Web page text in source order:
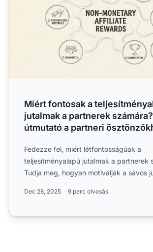
Miért fontosak a
jutalmak a partnerek
útmutató a partneri
Fedezze fel, miért létfontosságúak a
teljesítményalapú jutalmak a partnerek
Tudja meg, hogyan motiválják a sávos
Dec 28, 2025 9 perc olvasás